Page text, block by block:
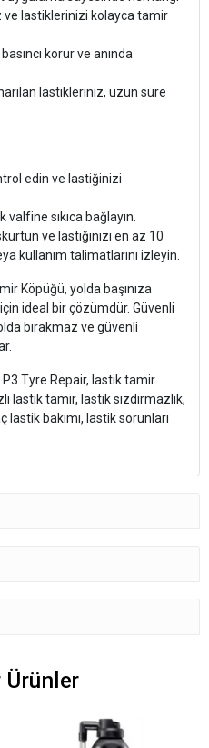
lastiklerinizi kolayca tamir
korur ve anında
lastikleriniz, uzun süre
edin ve lastiğinizi
sıkıca bağlayın.
ve lastiğinizi en az 10
kullanım talimatlarını izleyin.
Köpüğü, yolda başınıza
ideal bir çözümdür. Güvenli
bırakmaz ve güvenli
P3 Tyre Repair, lastik tamir
lastik tamir, lastik sızdırmazlık,
bakımı, lastik sorunları
Ürünler